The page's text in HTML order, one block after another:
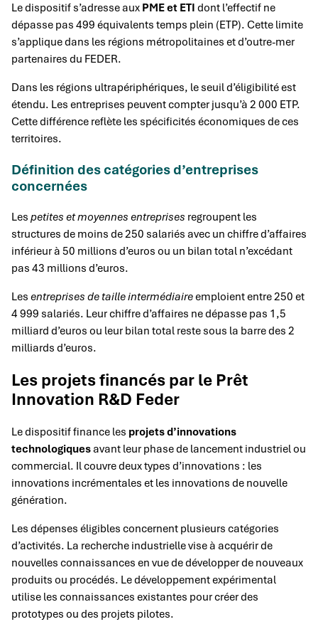
Le dispositif s’adresse aux PME et ETI dont l’effectif ne
dépasse pas 499 équivalents temps plein (ETP). Cette limite
s’applique dans les régions métropolitaines et d’outre-mer
partenaires du FEDER.
Dans les régions ultrapériphériques, le seuil d’éligibilité est
étendu. Les entreprises peuvent compter jusqu’à 2 000 ETP.
Cette différence reflète les spécificités économiques de ces
territoires.
Définition des catégories d’entreprises
concernées
Les petites et moyennes entreprises regroupent les
structures de moins de 250 salariés avec un chiffre d’affaires
inférieur à 50 millions d’euros ou un bilan total n’excédant
pas 43 millions d’euros.
Les entreprises de taille intermédiaireemploient entre 250 et
4 999 salariés. Leur chiffre d’affaires ne dépasse pas 1,5
milliard d’euros ou leur bilan total reste sous la barre des 2
milliards d’euros.
Les projets financés par le Prêt
Innovation R&D Feder
Le dispositif finance les projets d’innovations
technologiquesavant leur phase de lancement industriel ou
commercial. Il couvre deux types d’innovations : les
innovations incrémentales et les innovations de nouvelle
génération.
Les dépenses éligibles concernent plusieurs catégories
d’activités. La recherche industrielle vise à acquérir de
nouvelles connaissances en vue de développer de nouveaux
produits ou procédés. Le développement expérimental
utilise les connaissances existantes pour créer des
prototypes ou des projets pilotes.